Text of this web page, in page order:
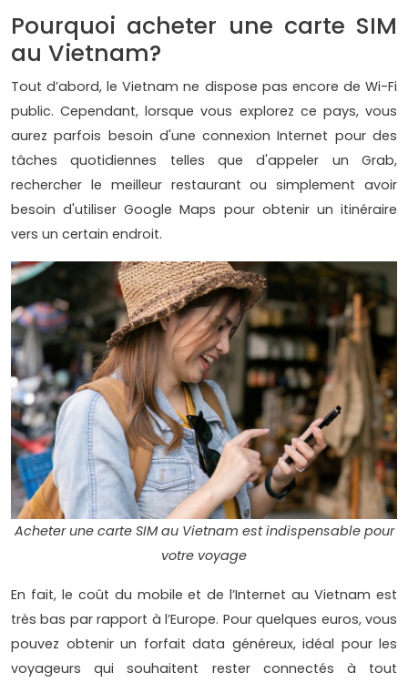
Pourquoi acheter une carte SIM
au Vietnam?
Tout d’abord, le Vietnam ne dispose pas encore de Wi-Fi
public. Cependant, lorsque vous explorez ce pays, vous
aurez parfois besoin d'une connexion Internet pour des
tâches quotidiennes telles que d'appeler un Grab,
rechercher le meilleur restaurant ou simplement avoir
besoin d'utiliser Google Maps pour obtenir un itinéraire
vers un certain endroit.
Acheter une carte SIM au Vietnam est indispensable pour
votre voyage
En fait, le coût du mobile et de l’Internet au Vietnam est
très bas par rapport à l’Europe. Pour quelques euros, vous
pouvez obtenir un forfait data généreux, idéal pour les
voyageurs qui souhaitent rester connectés à tout